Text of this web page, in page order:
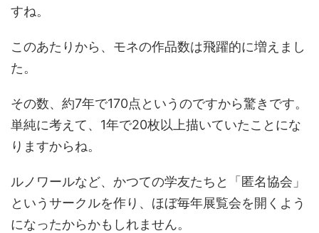
すね。
このあたりから、モネの作品数は飛躍的に増えまし
た。
その数、約7年で170点というのですから驚きです。
単純に考えて、1年で20枚以上描いていたことにな
りますからね。
ルノワールなど、かつての学友たちと「匿名協会」
というサークルを作り、ほぼ毎年展覧会を開くよう
になったからかもしれません。